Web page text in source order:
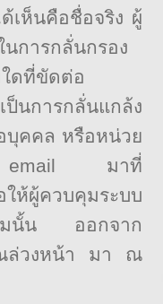
เห็นคือชื่อจริง ผู้
การกลั่นกรอง
ดที่ขัดต่อ
นการกลั่นแกล้ง
บุคคล หรือหน่วย
มาที่
ให้ผู้ควบคุมระบบ
ามนั้น ออกจาก
ล่วงหน้า มา ณ